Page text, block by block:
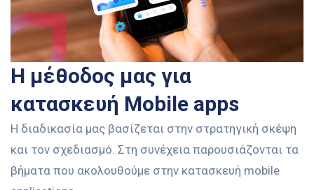
Η μέθοδος μας για
κατασκευή Mobile apps
Η διαδικασία μας βασίζεται στην στρατηγική σκέψη
και τον σχεδιασμό. Στη συνέχεια παρουσιάζονται τα
βήματα που ακολουθούμε στην κατασκευή mobile